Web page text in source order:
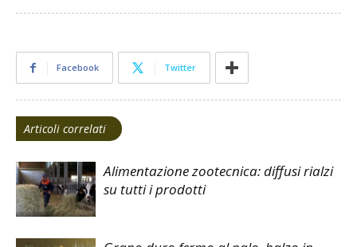
Facebook Twitter
Articoli correlati
Alimentazione zootecnica: diffusi rialzi
su tutti i prodotti